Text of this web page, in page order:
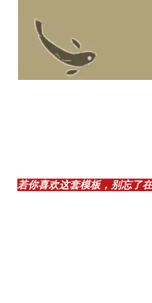
若你喜欢这套模板，别忘了